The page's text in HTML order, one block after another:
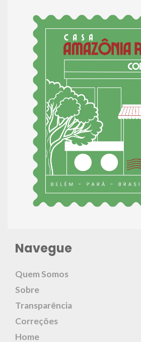
Navegue
Quem Somos
Sobre
Transparência
Correções
Home